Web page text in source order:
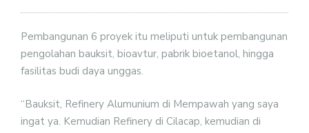
Pembangunan 6 proyek itu meliputi untuk pembangunan
pengolahan bauksit, bioavtur, pabrik bioetanol, hingga
fasilitas budi daya unggas.
“Bauksit, Refinery Alumunium di Mempawah yang saya
ingat ya. Kemudian Refinery di Cilacap, kemudian di